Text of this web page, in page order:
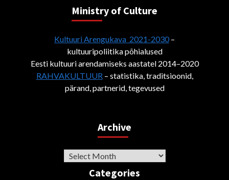
Ministry of Culture
Kultuuri Arengukava 2021-2030–
kultuuripoliitika põhialused
Eesti kultuuri arendamiseks aastatel 2014–2020
RAHVAKULTUUR– statistika, traditsioonid,
pärand, partnerid, tegevused
Archive
Archive
Categories